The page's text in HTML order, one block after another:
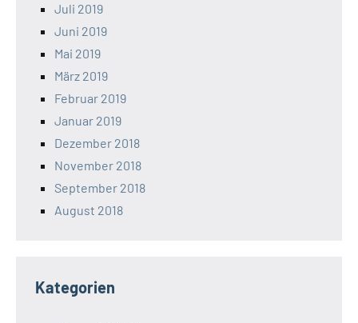
Juli 2019
Juni 2019
Mai 2019
März 2019
Februar 2019
Januar 2019
Dezember 2018
November 2018
September 2018
August 2018
Kategorien